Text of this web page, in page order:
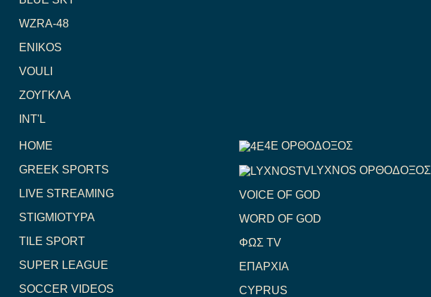
WZRA-48
ENIKOS
VOULI
ΖΟΥΓΚΛΑ
INT'L
HOME
GREEK SPORTS
LIVE STREAMING
STIGMIOTYPA
TILE SPORT
SUPER LEAGUE
SOCCER VIDEOS
4E ΟΡΘΟΔΟΞΟΣ
LYXNOS ΟΡΘΟΔΟΞΟΣ
VOICE OF GOD
WORD OF GOD
ΦΩΣ TV
ΕΠΑΡΧΙΑ
CYPRUS